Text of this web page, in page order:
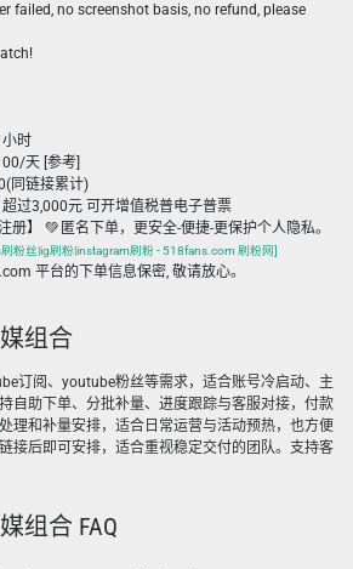
failed, no screenshot basis, no refund, please
时
天 [参考]
同链接累计)
过3,000元 可开增值税普电子普票
册】 💚 匿名下单，更安全-便捷-更保护个人隐私。
粉丝|ig刷粉|instagram刷粉 - 518fans.com 刷粉网]
平台的下单信息保密, 敬请放心。
组合
订阅、youtube粉丝等需求，适合账号冷启动、主
自助下单、分批补量、进度跟踪与客服对接，付款
理和补量安排，适合日常运营与活动预热，也方便
接后即可安排，适合重视稳定交付的团队。支持客
组合 FAQ